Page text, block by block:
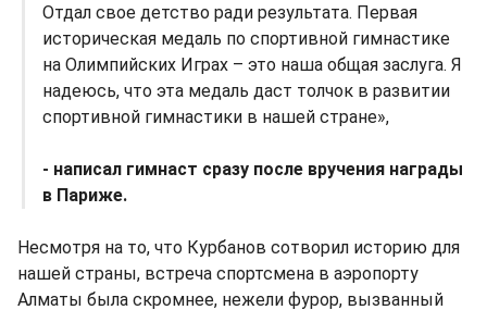
Отдал свое детство ради результата. Первая
историческая медаль по спортивной гимнастике
на Олимпийских Играх – это наша общая заслуга. Я
надеюсь, что эта медаль даст толчок в развитии
спортивной гимнастики в нашей стране»,
- написал гимнаст сразу после вручения награды
в Париже.
Несмотря на то, что Курбанов сотворил историю для
нашей страны, встреча спортсмена в аэропорту
Алматы была скромнее, нежели фурор, вызванный